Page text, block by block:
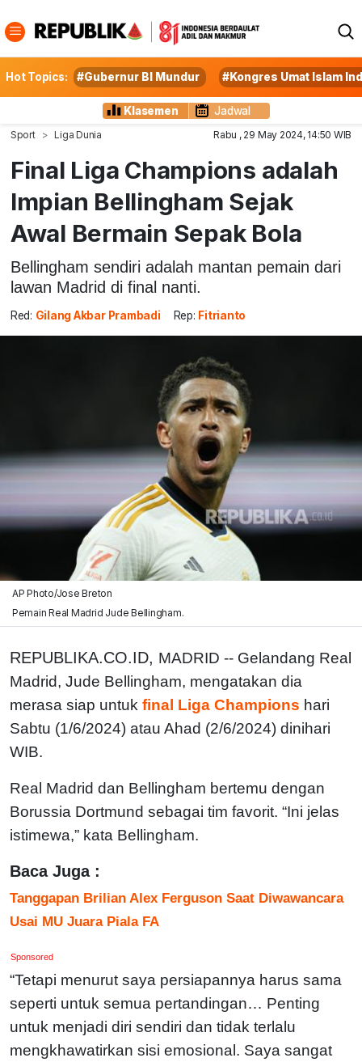
Hot Topics: #Gubernur BI Mundur #Kongres Umat Islam
Klasemen Jadwal
Sport Liga Dunia Rabu , 29 May 2024, 14:50 WIB
Final Liga Champions adalah
Impian Bellingham Sejak
Awal Bermain Sepak Bola
Bellingham sendiri adalah mantan pemain dari
lawan Madrid di final nanti.
Red: Gilang Akbar Prambadi Rep: Fitrianto
AP Photo/Jose Breton
Pemain Real Madrid Jude Bellingham.
REPUBLIKA.CO.ID, MADRID -- Gelandang Real
Madrid, Jude Bellingham, mengatakan dia
merasa siap untuk final Liga Champions hari
Sabtu (1/6/2024) atau Ahad (2/6/2024) dinihari
WIB.
Real Madrid dan Bellingham bertemu dengan
Borussia Dortmund sebagai tim favorit. “Ini jelas
istimewa,” kata Bellingham.
Baca Juga :
Tanggapan Brilian Alex Ferguson Saat Diwawancara
Usai MU Juara Piala FA
Sponsored
“Tetapi menurut saya persiapannya harus sama
seperti untuk semua pertandingan… Penting
untuk menjadi diri sendiri dan tidak terlalu
mengkhawatirkan sisi emosional. Saya sangat